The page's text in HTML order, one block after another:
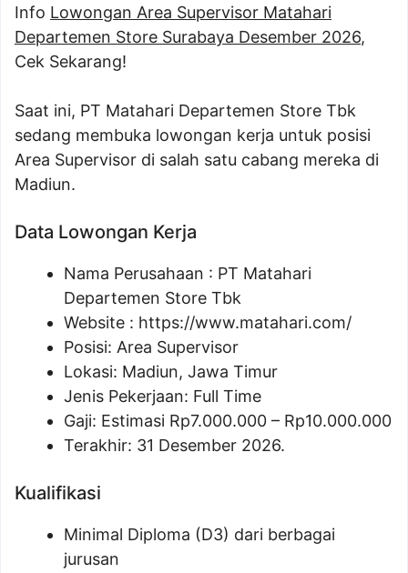
Info Lowongan Area Supervisor Matahari
Departemen Store Surabaya Desember 2026,
Cek Sekarang!
Saat ini, PT Matahari Departemen Store Tbk
sedang membuka lowongan kerja untuk posisi
Area Supervisor di salah satu cabang mereka di
Madiun.
Data Lowongan Kerja
Nama Perusahaan : PT Matahari
Departemen Store Tbk
Website : https://www.matahari.com/
Posisi: Area Supervisor
Lokasi: Madiun, Jawa Timur
Jenis Pekerjaan: Full Time
Gaji: Estimasi Rp7.000.000 – Rp10.000.000
Terakhir: 31 Desember 2026.
Kualifikasi
Minimal Diploma (D3) dari berbagai
jurusan